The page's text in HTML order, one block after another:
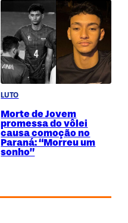
LUTO
Morte de Jovem
promessa do vôlei
causa comoção no
Paraná: “Morreu um
sonho”